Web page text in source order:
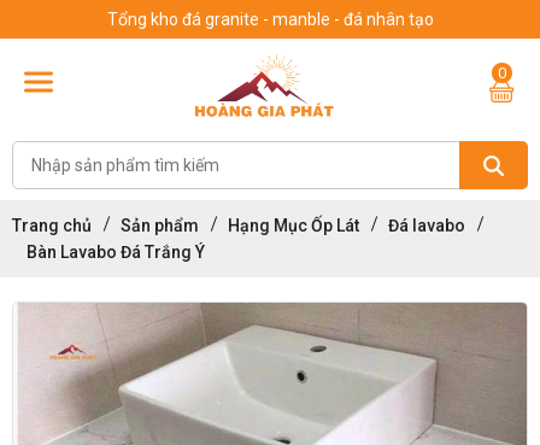
Tổng kho đá granite - manble - đá nhân tạo
0
Trang chủ Sản phẩm Hạng Mục Ốp Lát
Đá lavabo
Bàn Lavabo Đá Trắng Ý